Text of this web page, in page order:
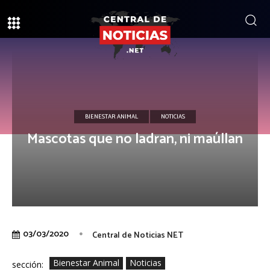
BIENESTAR ANIMAL NOTICIAS
Mascotas que no ladran, ni maúllan
03/03/2020 Central de Noticias NET
sección: Bienestar Animal Noticias